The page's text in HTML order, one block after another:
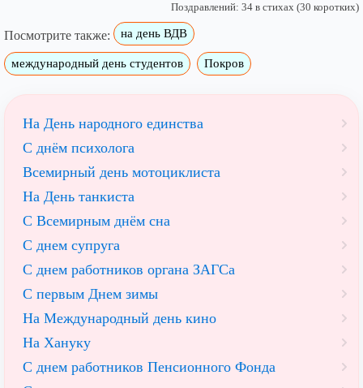
Поздравлений: 34 в стихах (30 коротких)
Посмотрите также: на день ВДВ
международный день студентов Покров
На День народного единства
С днём психолога
Всемирный день мотоциклиста
На День танкиста
С Всемирным днём сна
С днем супруга
С днем работников органа ЗАГСа
С первым Днем зимы
На Международный день кино
На Хануку
С днем работников Пенсионного Фонда